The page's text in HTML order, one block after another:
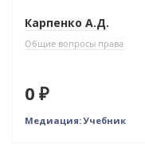
Карпенко А.Д.
Общие вопросы права
0 ₽
Медиация: Учебник